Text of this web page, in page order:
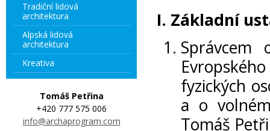
Tradiční lidová
architektura
Alpská lidová
architektura
Kreativa
Tomáš Petřina
+420 777 575 006
info@archaprogram.com
I. Základní
fyzických
a o
Tomáš